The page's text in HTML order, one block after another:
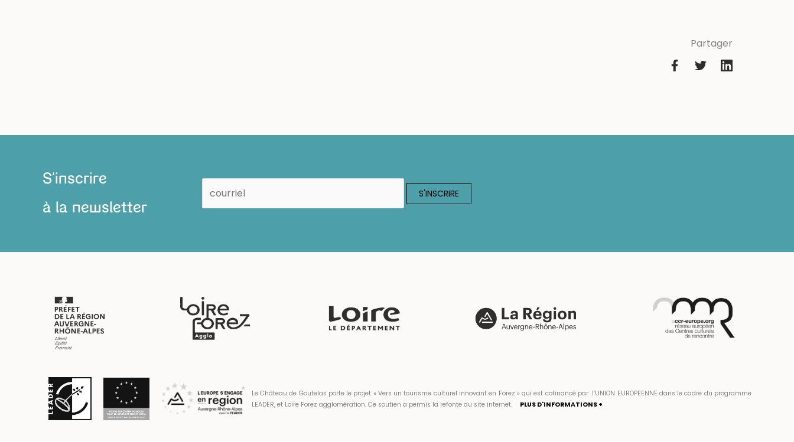
Partager
S'inscrire
à la newsletter
Le Château de Goutelas porte le projet « Vers un tourisme culturel innovant en Forez » qui est cofinancé par l’UNION EUROPEENNE dans le cadre du programme
LEADER, et Loire Forez agglomération. Ce soutien a permis la refonte du site internet.
PLUS D'INFORMATIONS +